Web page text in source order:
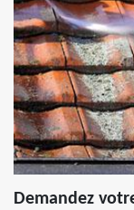
Demandez